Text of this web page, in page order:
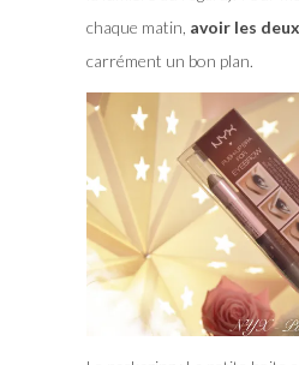
chaque matin, avoir les
carrément un bon plan.